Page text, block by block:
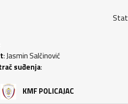
: Jasmin Salčinović
suđenja:
KMF POLICAJAC